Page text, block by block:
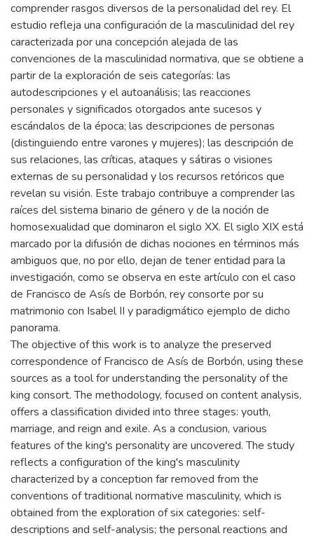
comprender rasgos diversos de la personalidad del rey. El
estudio refleja una configuración de la masculinidad del rey
caracterizada por una concepción alejada de las
convenciones de la masculinidad normativa, que se obtiene a
partir de la exploración de seis categorías: las
autodescripciones y el autoanálisis; las reacciones
personales y significados otorgados ante sucesos y
escándalos de la época; las descripciones de personas
(distinguiendo entre varones y mujeres); las descripción de
sus relaciones, las críticas, ataques y sátiras o visiones
externas de su personalidad y los recursos retóricos que
revelan su visión. Este trabajo contribuye a comprender las
raíces del sistema binario de género y de la noción de
homosexualidad que dominaron el siglo XX. El siglo XIX está
marcado por la difusión de dichas nociones en términos más
ambiguos que, no por ello, dejan de tener entidad para la
investigación, como se observa en este artículo con el caso
de Francisco de Asís de Borbón, rey consorte por su
matrimonio con Isabel II y paradigmático ejemplo de dicho
panorama.
The objective of this work is to analyze the preserved
correspondence of Francisco de Asís de Borbón, using these
sources as a tool for understanding the personality of the
king consort. The methodology, focused on content analysis,
offers a classification divided into three stages: youth,
marriage, and reign and exile. As a conclusion, various
features of the king's personality are uncovered. The study
reflects a configuration of the king's masculinity
characterized by a conception far removed from the
conventions of traditional normative masculinity, which is
obtained from the exploration of six categories: self-
descriptions and self-analysis; the personal reactions and